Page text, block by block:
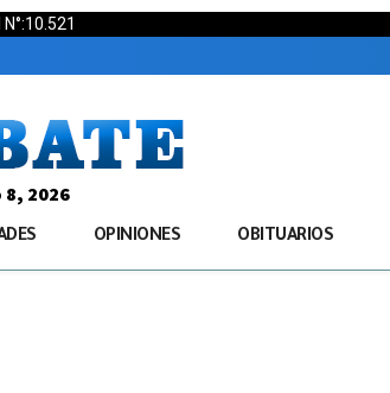
2026
OPINIONES OBITUARIOS